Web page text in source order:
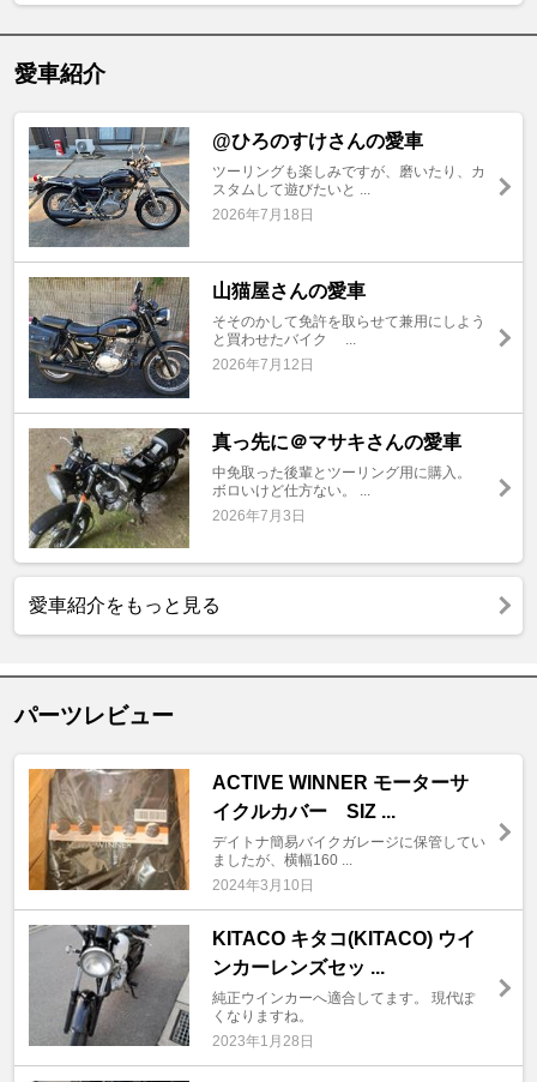
愛車紹介
@ひろのすけさんの愛車
ツーリングも楽しみですが、磨いたり、カ
スタムして遊びたいと ...
2026年7月18日
山猫屋さんの愛車
そそのかして免許を取らせて兼用にしよう
と買わせたバイク ...
2026年7月12日
真っ先に＠マサキさんの愛車
中免取った後輩とツーリング用に購入。
ボロいけど仕方ない。 ...
2026年7月3日
愛車紹介をもっと見る
パーツレビュー
ACTIVE WINNER モーターサ
イクルカバー SIZ ...
デイトナ簡易バイクガレージに保管してい
ましたが、横幅160 ...
2024年3月10日
KITACO キタコ(KITACO) ウイ
ンカーレンズセッ ...
純正ウインカーへ適合してます。 現代ぽ
くなりますね。
2023年1月28日